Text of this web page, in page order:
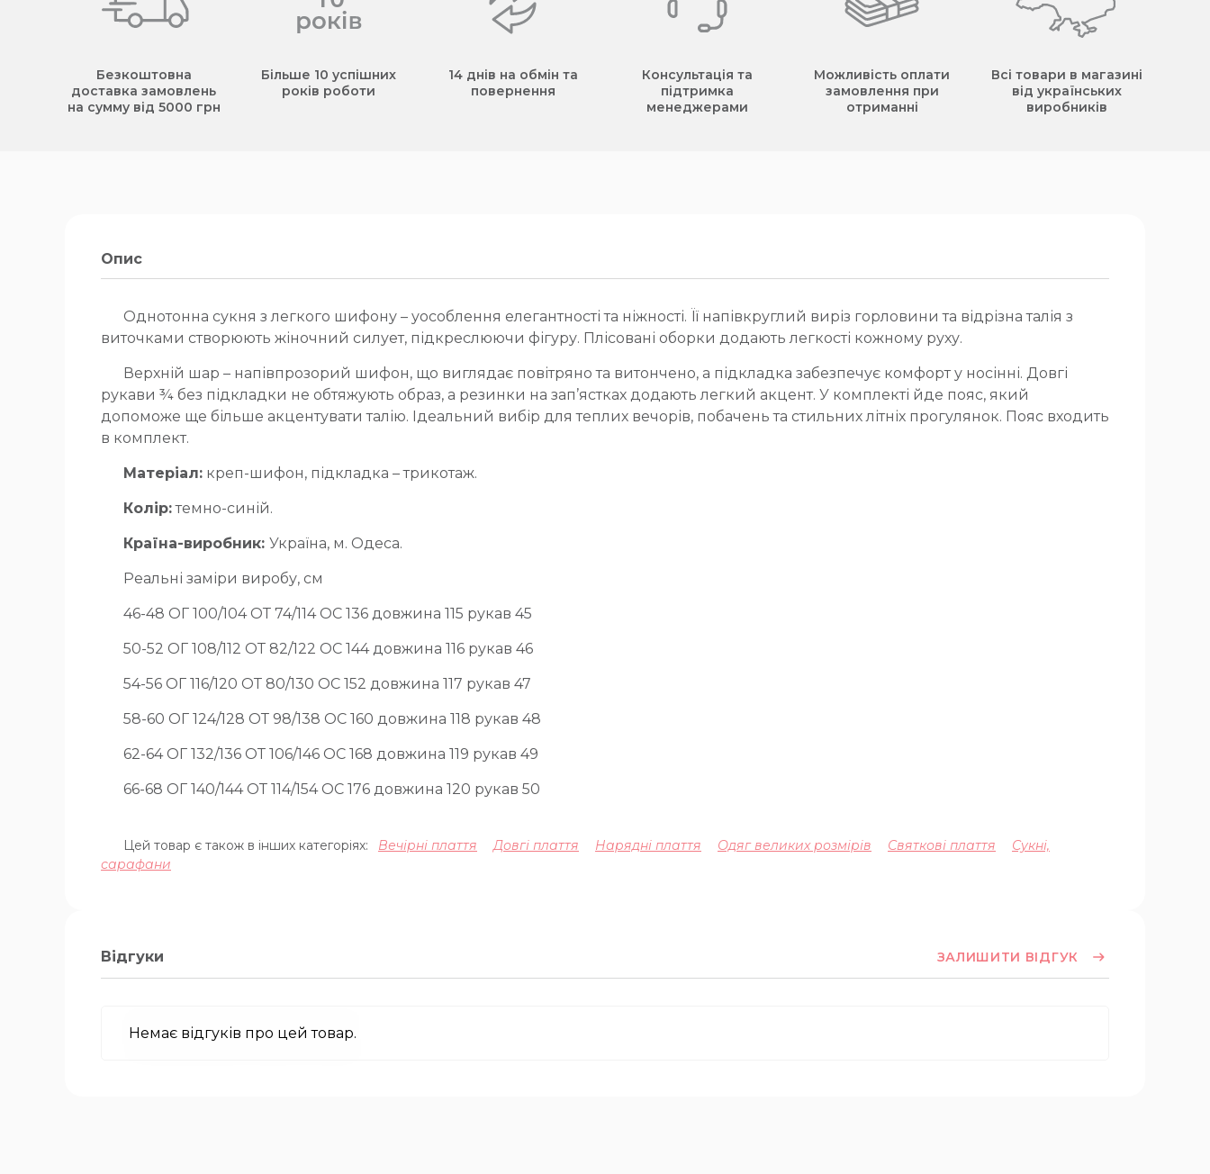
Безкоштовна
доставка замовлень
на сумму від 5000 грн
Більше 10 успішних
років роботи
14 днів на обмін та
повернення
Консультація та
підтримка
менеджерами
Можливість оплати
замовлення при
отриманні
Всі товари в магазині
від українських
виробників
Опис
Однотонна сукня з легкого шифону – уособлення елегантності та ніжності. Її напівкруглий виріз горловини та відрізна талія з
виточками створюють жіночний силует, підкреслюючи фігуру. Плісовані оборки додають легкості кожному руху.
Верхній шар – напівпрозорий шифон, що виглядає повітряно та витончено, а підкладка забезпечує комфорт у носінні. Довгі
рукави ¾ без підкладки не обтяжують образ, а резинки на зап’ястках додають легкий акцент. У комплекті йде пояс, який
допоможе ще більше акцентувати талію. Ідеальний вибір для теплих вечорів, побачень та стильних літніх прогулянок. Пояс входить
в комплект.
Матеріал: креп-шифон, підкладка – трикотаж.
Колір:темно-синій.
Країна-виробник: Україна, м. Одеса.
Реальні заміри виробу, см
46-48 ОГ 100/104 ОТ 74/114 OC 136 довжина 115 рукав 45
50-52 ОГ 108/112 ОТ 82/122 OC 144 довжина 116 рукав 46
54-56 ОГ 116/120 ОТ 80/130 OC 152 довжина 117 рукав 47
58-60 ОГ 124/128 ОТ 98/138 OC 160 довжина 118 рукав 48
62-64 ОГ 132/136 ОТ 106/146 OC 168 довжина 119 рукав 49
66-68 ОГ 140/144 ОТ 114/154 OC 176 довжина 120 рукав 50
Цей товар є також в інших категоріях: Вечірні плаття Довгі плаття Нарядні плаття Одяг великих розмірів Святкові плаття
Сукні,
сарафани
Відгуки ЗАЛИШИТИ ВІДГУК
Немає відгуків про цей товар.